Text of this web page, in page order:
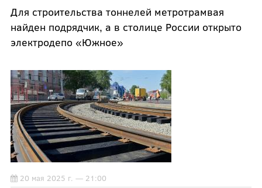
Для строительства тоннелей метротрамвая
найден подрядчик, а в столице России открыто
электродепо «Южное»
20 мая 2025 г. — 21:00